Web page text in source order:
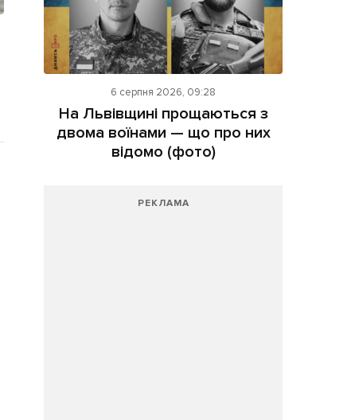
6 серпня 2026, 09:28
На Львівщині прощаються з
двома воїнами — що про них
відомо (фото)
РЕКЛАМА